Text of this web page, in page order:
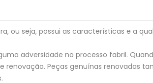
ou seja, possui as características e a
adversidade no processo fabril.
renovação. Peças genuínas renovadas